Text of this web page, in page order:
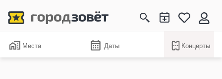
Места Даты Концерты